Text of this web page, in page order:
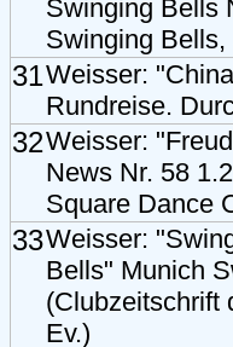
Swinging Bells
Swinging
31Weisser:
Rundreise.
32Weisser:
News Nr. 58
Square Dance
33Weisser:
Bells" Munich
(Clubzeitschrift
Ev.)